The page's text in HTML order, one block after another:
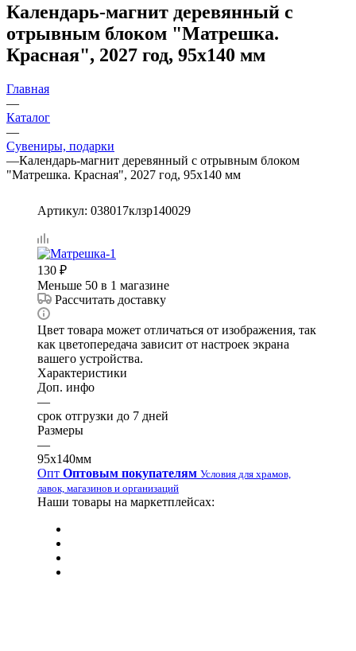
Календарь-магнит деревянный с
отрывным блоком "Матрешка.
Красная", 2027 год, 95х140 мм
Главная
—
Каталог
—
Сувениры, подарки
—Календарь-магнит деревянный с отрывным блоком
"Матрешка. Красная", 2027 год, 95х140 мм
Артикул: 038017клзр140029
130 ₽
Меньше 50 в 1 магазине
Рассчитать доставку
Цвет товара может отличаться от изображения, так
как цветопередача зависит от настроек экрана
вашего устройства.
Характеристики
Доп. инфо
—
срок отгрузки до 7 дней
Размеры
—
95х140мм
Опт Оптовым покупателям Условия для храмов,
лавок, магазинов и организаций
Наши товары на маркетплейсах: